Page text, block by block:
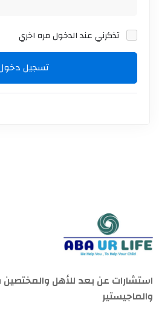
تذكرني عند الدخول مره اخري
تسجيل
استشارات عن بعد للأهل والمختصين
والماجيستير